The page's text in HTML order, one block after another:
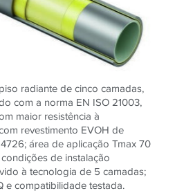
radiante de cinco camadas,
com a norma EN ISO 21003,
maior resistência à
revestimento EVOH de
área de aplicação Tmax 70
de instalação
à tecnologia de 5 camadas;
e compatibilidade testada.